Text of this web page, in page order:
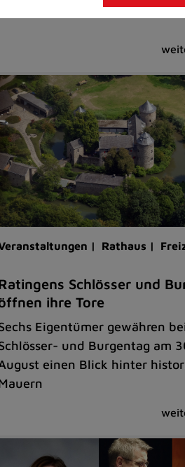
| Rathaus |
Schlösser und
ihre Tore
Eigentümer gewähren
und Burgentag am
einen Blick hinter